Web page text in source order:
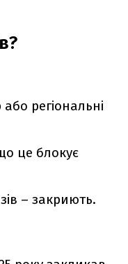
регіональні
це блокує
– закриють.